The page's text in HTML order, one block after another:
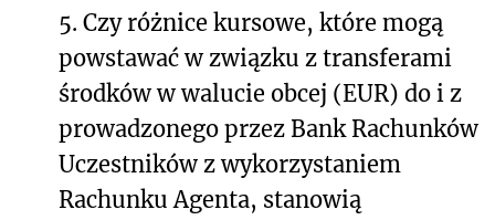
5. Czy różnice kursowe, które mogą
powstawać w związku z transferami
środków w walucie obcej (EUR) do i z
prowadzonego przez Bank Rachunków
Uczestników z wykorzystaniem
Rachunku Agenta, stanowią